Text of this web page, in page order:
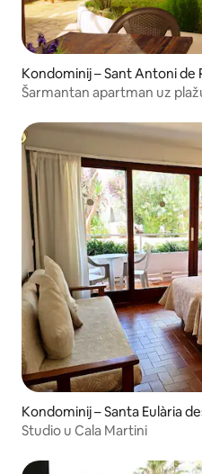
Kondominij – Sant Antoni de
Šarmantan apartman uz
Kondominij – Santa Eulària
Studio u Cala Martini